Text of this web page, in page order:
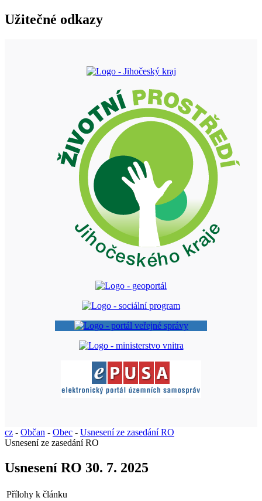
Užitečné odkazy
cz - Občan - Obec - Usnesení ze zasedání RO
Usnesení ze zasedání RO
Usnesení RO 30. 7. 2025
Přílohy k článku